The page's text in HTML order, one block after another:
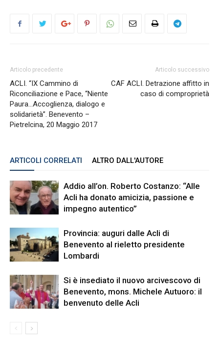
Articolo precedente
ACLI. “IX Cammino di
Riconciliazione e Pace, “Niente
Paura…Accoglienza, dialogo e
solidarietà”. Benevento –
Pietrelcina, 20 Maggio 2017
Articolo successivo
CAF ACLI. Detrazione affitto in
caso di comproprietà
ARTICOLI CORRELATI ALTRO DALL'AUTORE
Addio all’on. Roberto Costanzo: “Alle
Acli ha donato amicizia, passione e
impegno autentico”
Provincia: auguri dalle Acli di
Benevento al rieletto presidente
Lombardi
Si è insediato il nuovo arcivescovo di
Benevento, mons. Michele Autuoro: il
benvenuto delle Acli